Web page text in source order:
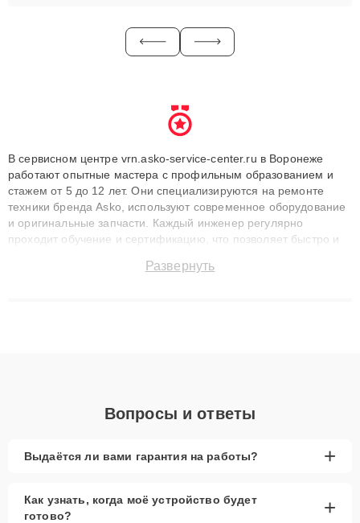
В сервисном центре vrn.asko-service-center.ru в Воронеже
работают опытные мастера с профильным образованием и
стажем от 5 до 12 лет. Они специализируются на ремонте
техники бренда Asko, используют современное оборудование
и оригинальные запчасти. Каждый инженер регулярно
проходит обучение и сертификацию, что позволяет быстро и
сохранением гарантии до 3 лет. Наши мастера решают
Развернуть
Вопросы и ответы
Выдаётся ли вами гарантия на работы? +
Как узнать, когда моё устройство будет
готово?
+